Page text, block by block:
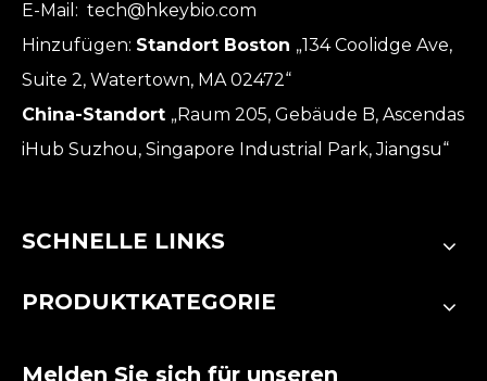
E-Mail: tech@hkeybio.com
Hinzufügen: Standort Boston „134 Coolidge Ave,
Suite 2, Watertown, MA 02472“
China-Standort „Raum 205, Gebäude B, Ascendas
iHub Suzhou, Singapore Industrial Park, Jiangsu“
SCHNELLE LINKS
PRODUKTKATEGORIE
Melden Sie sich für unseren